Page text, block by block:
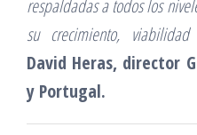
respaldadas a todos los
su crecimiento,
David Heras, director
y Portugal.